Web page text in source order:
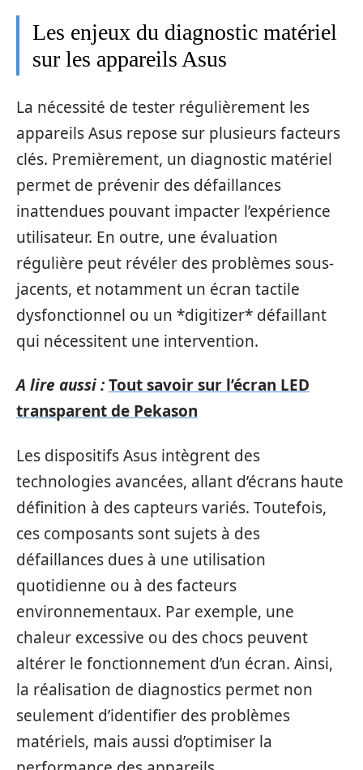
Les enjeux du diagnostic matériel
sur les appareils Asus
La nécessité de tester régulièrement les
appareils Asus repose sur plusieurs facteurs
clés. Premièrement, un diagnostic matériel
permet de prévenir des défaillances
inattendues pouvant impacter l’expérience
utilisateur. En outre, une évaluation
régulière peut révéler des problèmes sous-
jacents, et notamment un écran tactile
dysfonctionnel ou un *digitizer* défaillant
qui nécessitent une intervention.
A lire aussi :Tout savoir sur l’écran LED
transparent de Pekason
Les dispositifs Asus intègrent des
technologies avancées, allant d’écrans haute
définition à des capteurs variés. Toutefois,
ces composants sont sujets à des
défaillances dues à une utilisation
quotidienne ou à des facteurs
environnementaux. Par exemple, une
chaleur excessive ou des chocs peuvent
altérer le fonctionnement d’un écran. Ainsi,
la réalisation de diagnostics permet non
seulement d’identifier des problèmes
matériels, mais aussi d’optimiser la